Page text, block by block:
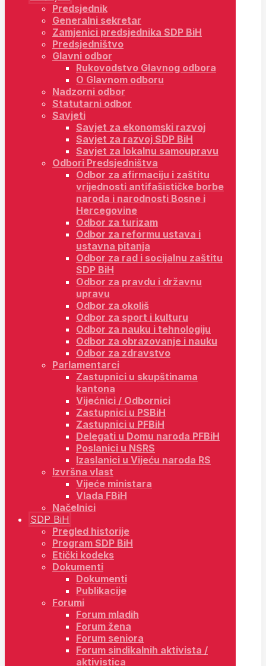
Predsjednik
Generalni sekretar
Zamjenici predsjednika SDP BiH
Predsjedništvo
Glavni odbor
Rukovodstvo Glavnog odbora
O Glavnom odboru
Nadzorni odbor
Statutarni odbor
Savjeti
Savjet za ekonomski razvoj
Savjet za razvoj SDP BiH
Savjet za lokalnu samoupravu
Odbori Predsjedništva
Odbor za afirmaciju i zaštitu
vrijednosti antifašističke borbe
naroda i narodnosti Bosne i
Hercegovine
Odbor za turizam
Odbor za reformu ustava i
ustavna pitanja
Odbor za rad i socijalnu zaštitu
SDP BiH
Odbor za pravdu i državnu
upravu
Odbor za okoliš
Odbor za sport i kulturu
Odbor za nauku i tehnologiju
Odbor za obrazovanje i nauku
Odbor za zdravstvo
Parlamentarci
Zastupnici u skupštinama
kantona
Vijećnici / Odbornici
Zastupnici u PSBiH
Zastupnici u PFBiH
Delegati u Domu naroda PFBiH
Poslanici u NSRS
Izaslanici u Vijeću naroda RS
Izvršna vlast
Vijeće ministara
Vlada FBiH
Načelnici
SDP BiH
Pregled historije
Program SDP BiH
Etički kodeks
Dokumenti
Dokumenti
Publikacije
Forumi
Forum mladih
Forum žena
Forum seniora
Forum sindikalnih aktivista /
aktivistica